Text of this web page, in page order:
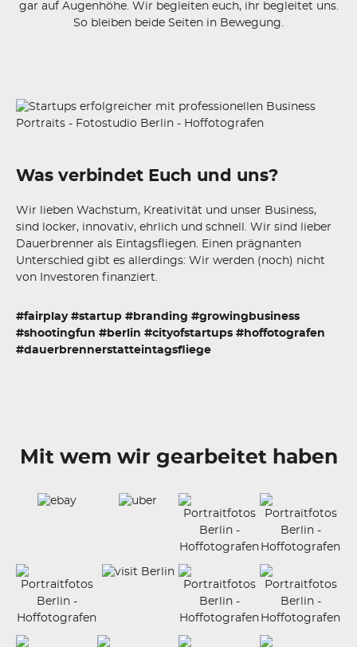
gar auf Augenhöhe. Wir begleiten euch, ihr begleitet uns.
So bleiben beide Seiten in Bewegung.
Was verbindet Euch und uns?
Wir lieben Wachstum, Kreativität und unser Business,
sind locker, innovativ, ehrlich und schnell. Wir sind lieber
Dauerbrenner als Eintagsfliegen. Einen prägnanten
Unterschied gibt es allerdings: Wir werden (noch) nicht
von Investoren finanziert.
#fairplay #startup #branding #growingbusiness
#shootingfun #berlin #cityofstartups #hoffotografen
#dauerbrennerstatteintagsfliege
Mit wem wir gearbeitet haben